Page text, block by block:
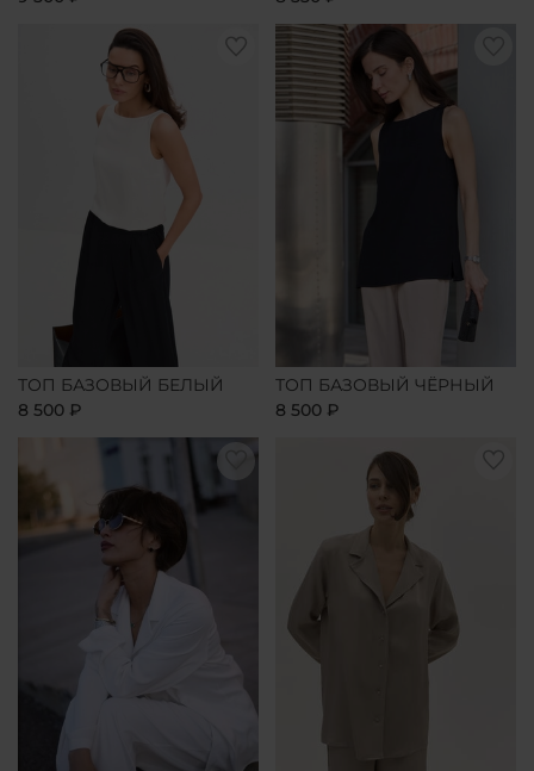
ТОП БАЗОВЫЙ БЕЛЫЙ
8 500 ₽
ТОП БАЗОВЫЙ ЧЁРНЫЙ
8 500 ₽